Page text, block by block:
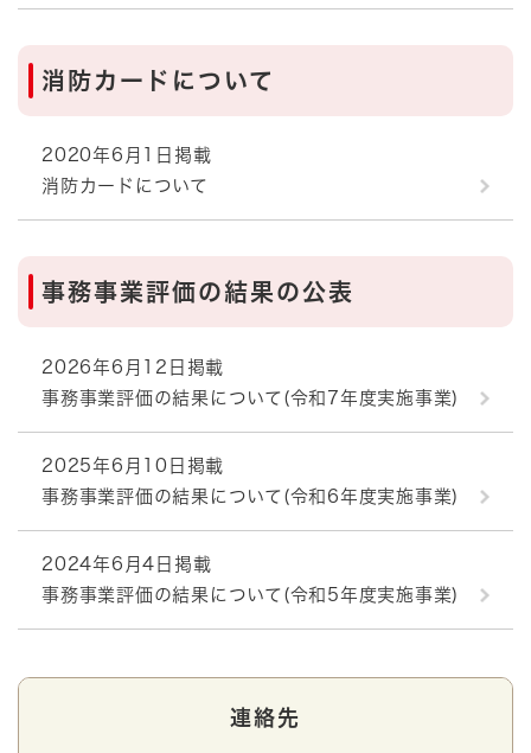
消防カードについて
2020年6月1日掲載
消防カードについて
事務事業評価の結果の公表
2026年6月12日掲載
事務事業評価の結果について(令和7年度実施事業)
2025年6月10日掲載
事務事業評価の結果について(令和6年度実施事業)
2024年6月4日掲載
事務事業評価の結果について(令和5年度実施事業)
連絡先